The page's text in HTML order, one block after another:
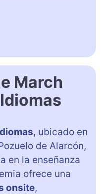
March
, ubicado en
de Alarcón,
en la enseñanza
ofrece una
onsite,